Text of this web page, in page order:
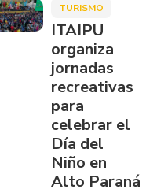
TURISMO
ITAIPU
organiza
jornadas
recreativas
para
celebrar el
Día del
Niño en
Alto Paraná